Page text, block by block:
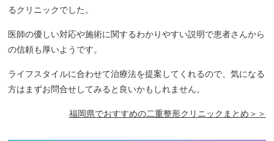
るクリニックでした。
医師の優しい対応や施術に関するわかりやすい説明で患者さんから
の信頼も厚いようです。
ライフスタイルに合わせて治療法を提案してくれるので、気になる
方はまずお問合せしてみると良いかもしれません。
福岡県でおすすめの二重整形クリニックまとめ＞＞